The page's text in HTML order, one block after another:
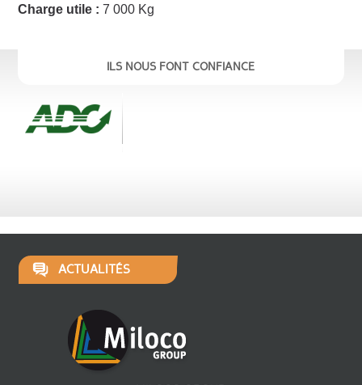
Charge utile :7 000 Kg
ILS NOUS FONT CONFIANCE
ACTUALITÉS